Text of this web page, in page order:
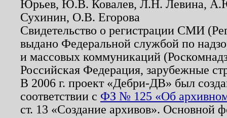
Юрьев, Ю.В. Ковалев, Л.Н. Левина,
Сухинин, О.В. Егорова
Свидетельство о регистрации СМИ
выдано Федеральной службой по
и массовых коммуникаций
Российская Федерация, зарубежные
В 2006 г. проект «Дебри-ДВ» был
соответствии с ФЗ № 125 «Об
ст. 13 «Создание архивов». Основной